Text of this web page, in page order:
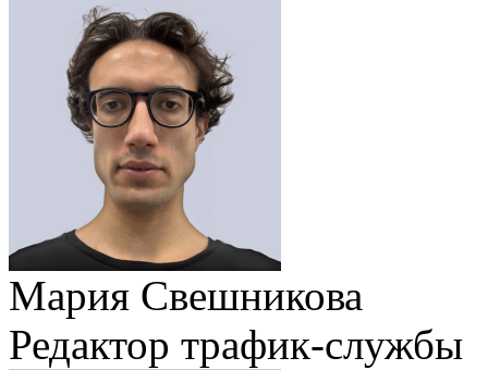
Мария Свешникова
Редактор трафик-службы